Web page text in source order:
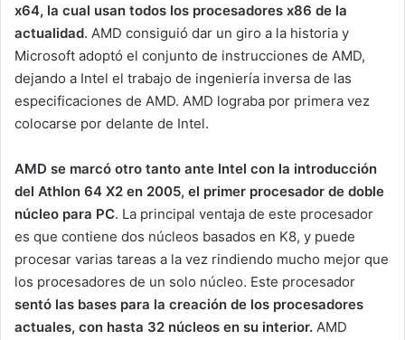
x64, la cual usan todos los procesadores x86 de la
actualidad. AMD consiguió dar un giro a la historia y
Microsoft adoptó el conjunto de instrucciones de AMD,
dejando a Intel el trabajo de ingeniería inversa de las
especificaciones de AMD. AMD lograba por primera vez
colocarse por delante de Intel.
AMD se marcó otro tanto ante Intel con la introducción
del Athlon 64 X2 en 2005, el primer procesador de doble
núcleo para PC. La principal ventaja de este procesador
es que contiene dos núcleos basados en K8, y puede
procesar varias tareas a la vez rindiendo mucho mejor que
los procesadores de un solo núcleo. Este procesador
sentó las bases para la creación de los procesadores
actuales, con hasta 32 núcleos en su interior. AMD